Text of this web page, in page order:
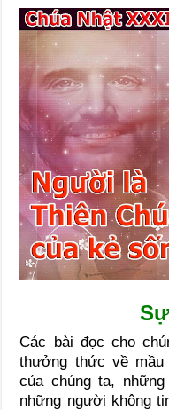
Các bài đọc cho
thưởng thức về
của chúng ta,
những người không